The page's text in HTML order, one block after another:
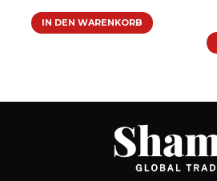
IN DEN WARENKORB